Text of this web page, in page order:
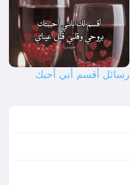
رسائل أقسم أني أحبك